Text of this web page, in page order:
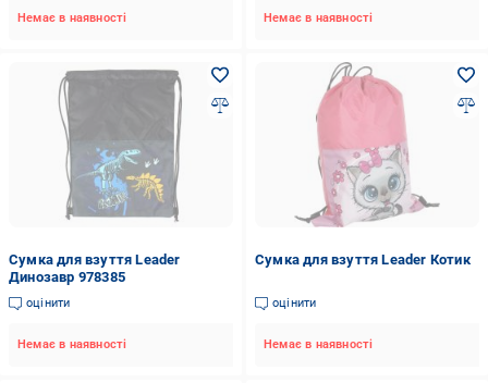
Немає в наявності Немає в наявності
Сумка для взуття Leader
Динозавр 978385
оцінити
Немає в наявності
Сумка для взуття Leader Котик
оцінити
Немає в наявності